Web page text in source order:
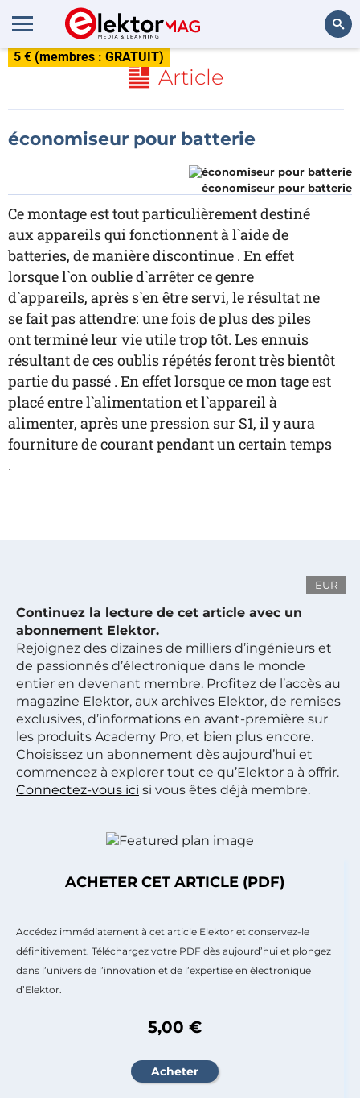
5 € (membres : GRATUIT)
Article
économiseur pour batterie
économiseur pour batterie
Ce montage est tout particulièrement destiné
aux appareils qui fonctionnent à l`aide de
batteries, de manière discontinue . En effet
lorsque l`on oublie d`arrêter ce genre
d`appareils, après s`en être servi, le résultat ne
se fait pas attendre: une fois de plus des piles
ont terminé leur vie utile trop tôt. Les ennuis
résultant de ces oublis répétés feront très bientôt
partie du passé . En effet lorsque ce mon tage est
placé entre l`alimentation et l`appareil à
alimenter, après une pression sur S1, il y aura
fourniture de courant pendant un certain temps
.
EUR
Continuez la lecture de cet article avec un
abonnement Elektor.
Rejoignez des dizaines de milliers d’ingénieurs et
de passionnés d’électronique dans le monde
entier en devenant membre. Profitez de l’accès au
magazine Elektor, aux archives Elektor, de remises
exclusives, d’informations en avant-première sur
les produits Academy Pro, et bien plus encore.
Choisissez un abonnement dès aujourd’hui et
commencez à explorer tout ce qu’Elektor a à offrir.
Connectez-vous ici si vous êtes déjà membre.
ACHETER CET ARTICLE (PDF)
Accédez immédiatement à cet article Elektor et conservez-le
définitivement. Téléchargez votre PDF dès aujourd’hui et plongez
dans l’univers de l’innovation et de l’expertise en électronique
d’Elektor.
5,00 €